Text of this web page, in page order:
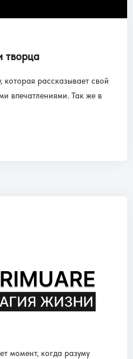
творца
рассказывает свой
впечатлениями. Так же в
момент, когда разуму